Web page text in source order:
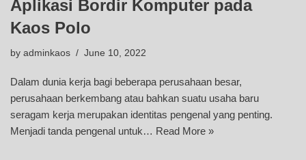
Aplikasi Bordir Komputer pada
Kaos Polo
by adminkaos June 10, 2022
Dalam dunia kerja bagi beberapa perusahaan besar,
perusahaan berkembang atau bahkan suatu usaha baru
seragam kerja merupakan identitas pengenal yang penting.
Menjadi tanda pengenal untuk… Read More »